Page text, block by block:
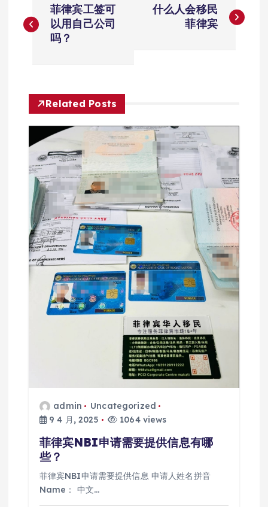
章
航
菲律宾工签可
以用自己公司
吗？
什么人会移民
菲律宾
Related Posts
admin
Uncategorized
9 4 月, 2025
1064 views
菲律宾NBI申请需要提供信息有哪
些？
菲律宾NBI申请需要提供信息 申请人姓名拼音
Name： 中文…